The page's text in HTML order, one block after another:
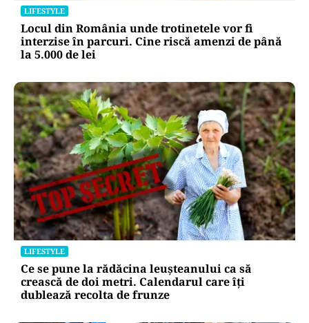
LIFESTYLE
Locul din România unde trotinetele vor fi
interzise în parcuri. Cine riscă amenzi de până
la 5.000 de lei
LIFESTYLE
Ce se pune la rădăcina leușteanului ca să
crească de doi metri. Calendarul care îți
dublează recolta de frunze